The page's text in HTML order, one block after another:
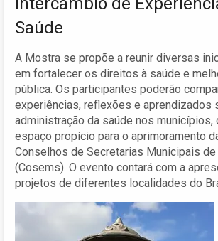
Saúde
A Mostra se propõe a reunir diversas
em fortalecer os direitos à saúde e
pública. Os participantes poderão
experiências, reflexões e aprendizados
administração da saúde nos municípios,
espaço propício para o aprimoramento
Conselhos de Secretarias Municipais de
(Cosems). O evento contará com a
projetos de diferentes localidades do